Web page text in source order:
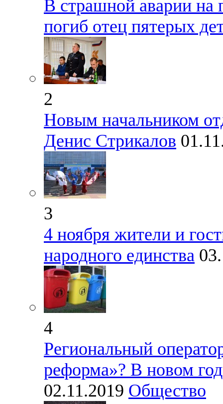
В страшной аварии на
погиб отец пятерых
2
Новым начальником
Денис Стрикалов
3
4 ноября жители и
народного единства
4
Региональный
реформа»? В новом
02.11.2019 Общество